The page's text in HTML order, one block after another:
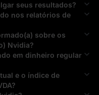
seus resultados?
nos relatórios de
sobre os
Nvidia?
em dinheiro regular
e o índice de
?